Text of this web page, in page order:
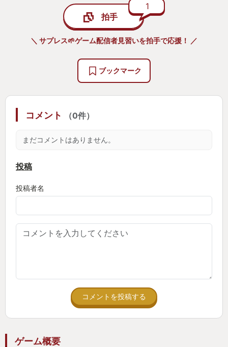
拍手
1
＼ サプレス🌱ゲーム配信者見習いを拍手で応援！ ／
ブックマーク
コメント （0件）
まだコメントはありません。
投稿
投稿者名
コメントを投稿する
ゲーム概要